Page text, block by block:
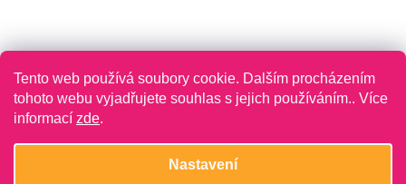
Tento web používá soubory cookie. Dalším procházením
tohoto webu vyjadřujete souhlas s jejich používáním.. Více
informací zde.
Nastavení
Vytvořil Shoptet